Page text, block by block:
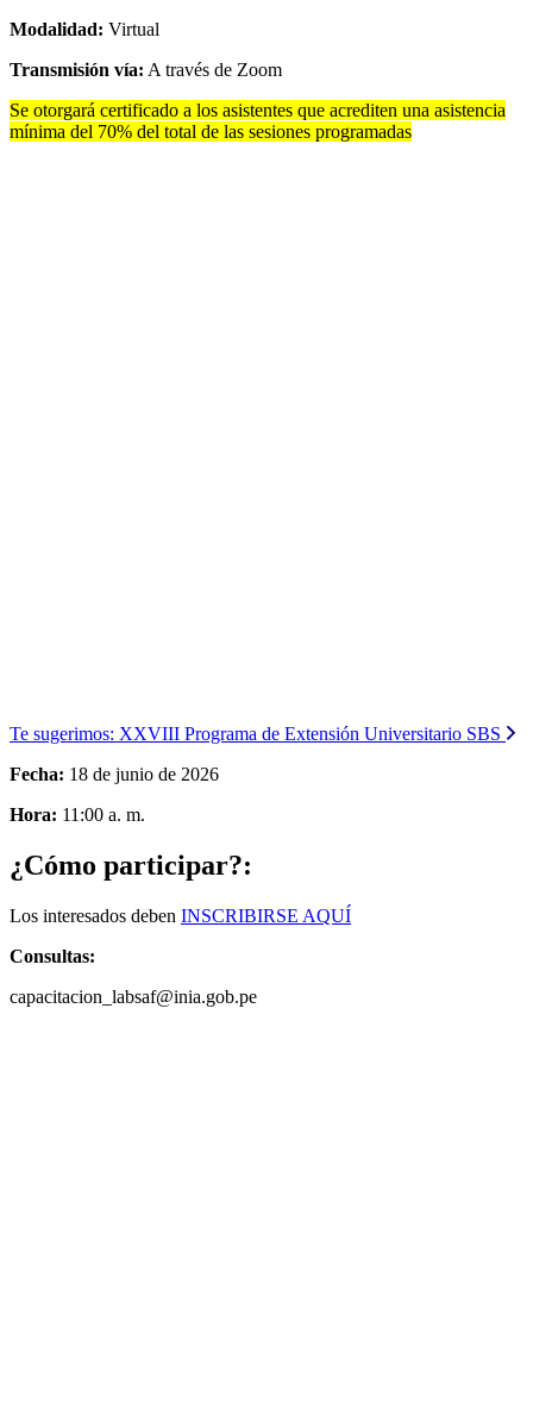
Modalidad: Virtual
Transmisión vía: A través de Zoom
Se otorgará certificado a los asistentes que acrediten una asistencia
mínima del 70% del total de las sesiones programadas
Te sugerimos: XXVIII Programa de Extensión Universitario SBS
Fecha: 18 de junio de 2026
Hora: 11:00 a. m.
¿Cómo participar?:
Los interesados deben INSCRIBIRSE AQUÍ
Consultas:
capacitacion_labsaf@inia.gob.pe